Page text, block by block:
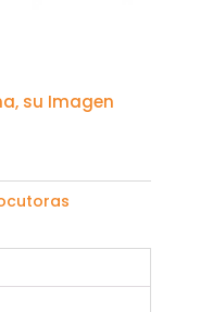
su Imagen